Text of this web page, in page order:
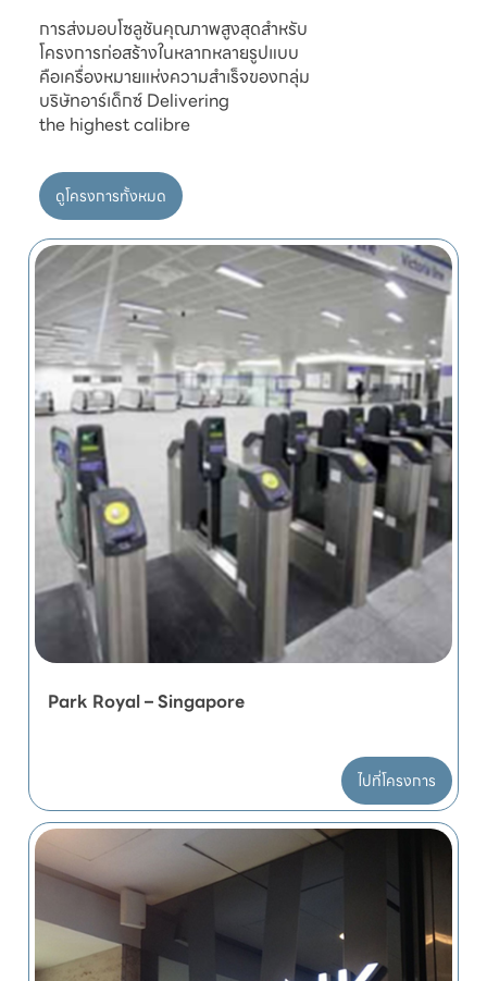
การส่งมอบโซลูชันคุณภาพสูงสุดสำหรับ
โครงการก่อสร้างในหลากหลายรูปแบบ
คือเครื่องหมายแห่งความสำเร็จของกลุ่ม
บริษัทอาร์เด็กซ์ Delivering
ดูโครงการทั้งหมด
Park Royal – Singapore
ไปที่โครงการ